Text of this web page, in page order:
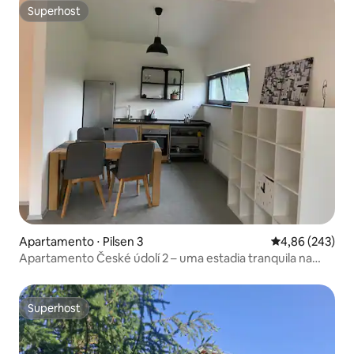
Superhost
Superhost
Apartamento ⋅ Pilsen 3 4,86 de uma
4,86 (243)
Apartamento České údolí 2 – uma estadia tranquila na
Superhost
Superhost